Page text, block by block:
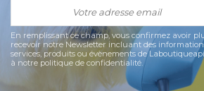
En remplissant ce champ, vous confirmez avoir
recevoir notre Newsletter incluant des
services, produits ou évènements de
à notre politique de confidentialité.